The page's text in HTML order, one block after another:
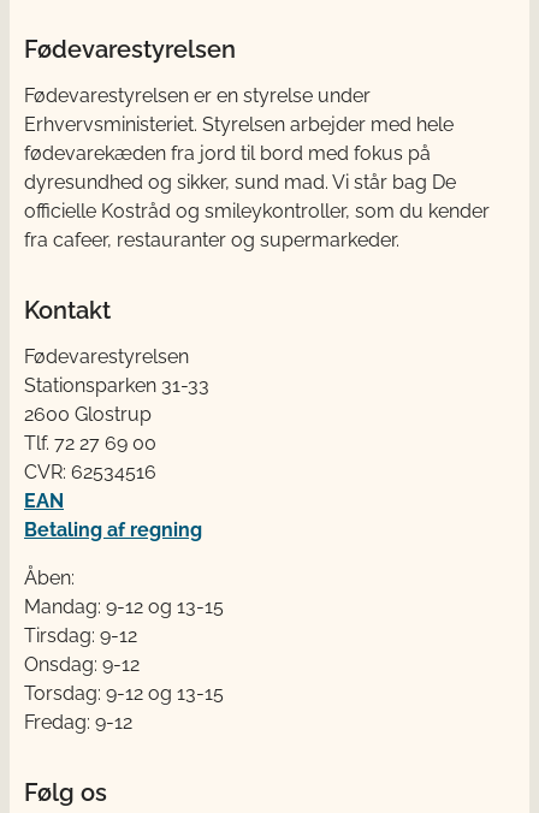
Fødevarestyrelsen
Fødevarestyrelsen er en styrelse under
Erhvervsministeriet. Styrelsen arbejder med hele
fødevarekæden fra jord til bord med fokus på
dyresundhed og sikker, sund mad. Vi står bag De
officielle Kostråd og smileykontroller, som du kender
fra cafeer, restauranter og supermarkeder.
Kontakt
Fødevarestyrelsen
Stationsparken 31-33
2600 Glostrup
Tlf. 72 2​​​7 69 00
CVR: 62534516
EAN
Betaling af regning
Åben:
Mandag: 9-12 og 13-15
Tirsdag: 9-12
Onsdag: 9-12
Torsdag: 9-12 og 13-15
Fredag: 9-12
Følg os